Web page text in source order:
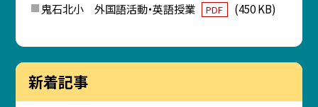
鬼石北小 外国語活動・英語授業 PDF (450 KB)
新着記事